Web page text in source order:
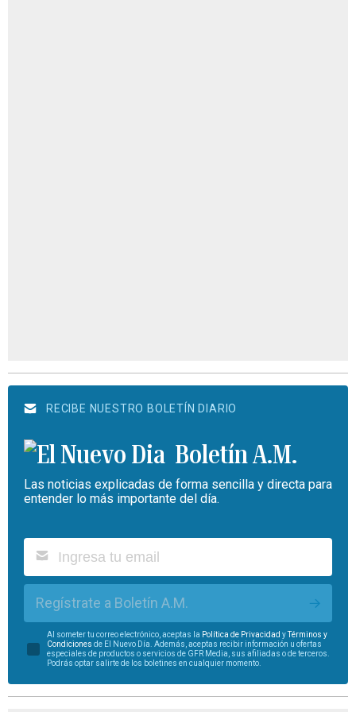
RECIBE NUESTRO BOLETÍN DIARIO
Boletín A.M.
Las noticias explicadas de forma sencilla y directa para
entender lo más importante del día.
Regístrate a Boletín A.M.
Al someter tu correo electrónico, aceptas la Política de Privacidad yTérminos y
Condiciones de El Nuevo Día. Además, aceptas recibir información u ofertas
especiales de productos o servicios de GFR Media, sus afiliadas o de terceros.
Podrás optar salirte de los boletines en cualquier momento.